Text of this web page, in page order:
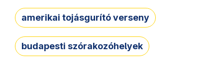
amerikai tojásgurító verseny
budapesti szórakozóhelyek